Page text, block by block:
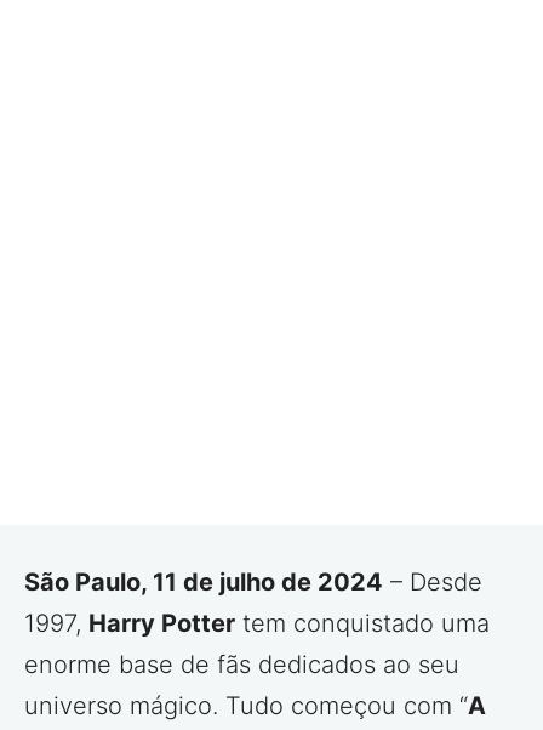
São Paulo, 11 de julho de 2024 – Desde
1997, Harry Potter tem conquistado uma
enorme base de fãs dedicados ao seu
universo mágico. Tudo começou com “A